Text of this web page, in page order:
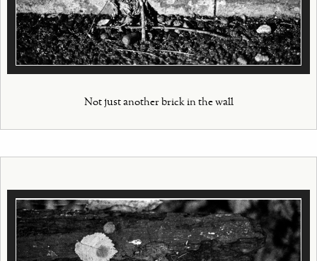
Not just another brick in the wall